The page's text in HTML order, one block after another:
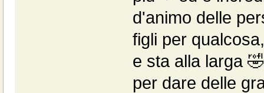
d'animo delle
figli per
e sta alla larga
per dare delle